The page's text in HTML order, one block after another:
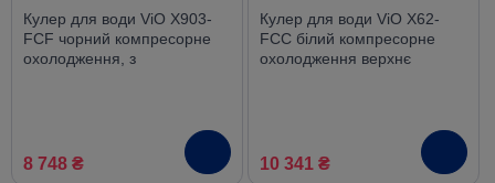
Кулер для води ViO X903-
FCF чорний компресорне
охолодження, з
8 748 ₴
Кулер для води ViO X62-
FCC білий компресорне
охолодження верхнє
10 341 ₴